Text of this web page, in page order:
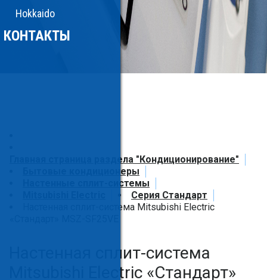
Hokkaido
КОНТАКТЫ
Главная страница раздела "Кондиционирование"
Бытовые кондиционеры
Настенные сплит-системы
Серия Стандарт
Настенная сплит-система Mitsubishi Electric
Настенная сплит-система
Mitsubishi Electric «Стандарт»